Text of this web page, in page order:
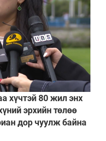
хүчтэй 80 жил энх
эрхийн төлөө
дор чуулж байна